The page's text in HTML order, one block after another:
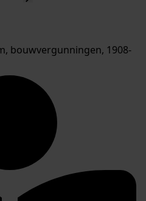
bouwvergunningen, 1908-